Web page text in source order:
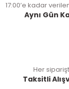
17:00’e kadar
Aynı Gün
Her
Taksitli